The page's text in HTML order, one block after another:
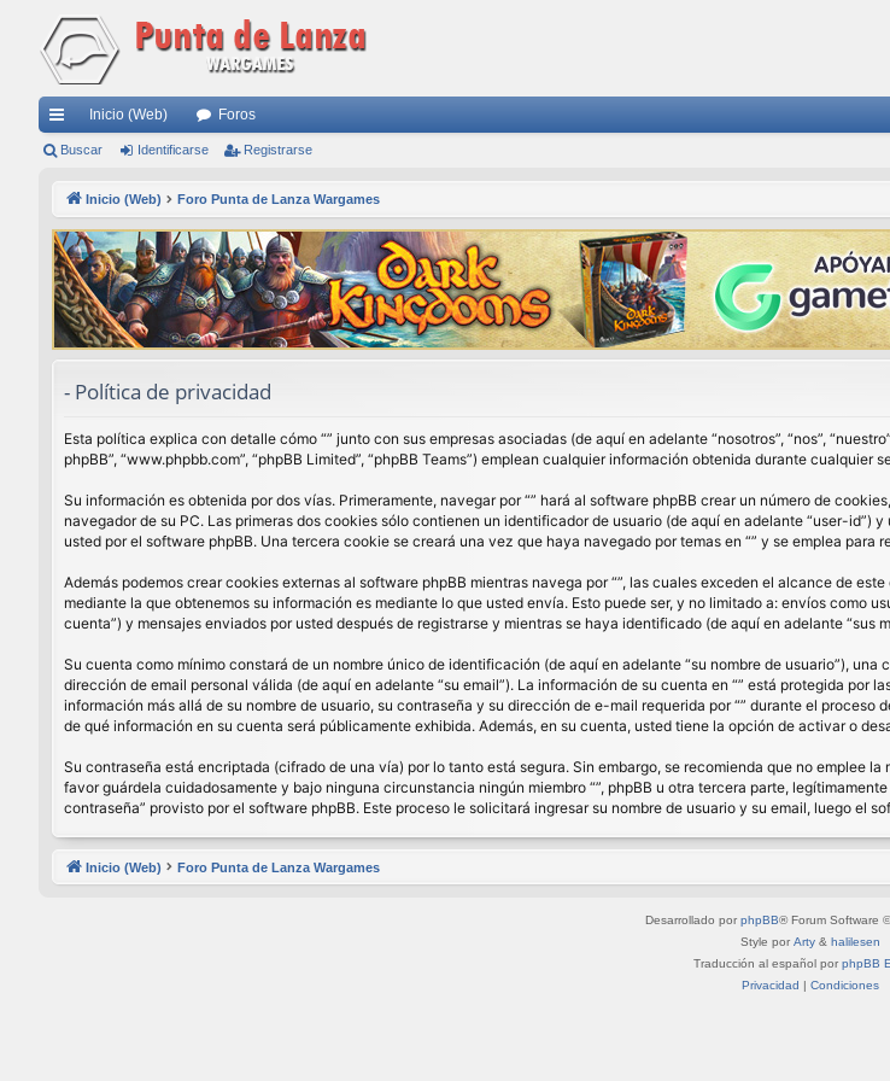
nl
rá
pi
do
Inicio (Web) Foros
Buscar Identificarse Registrarse
Inicio (Web) Foro Punta de Lanza Wargames
- Política de privacidad
Esta política explica con detalle cómo “” junto con sus empresas asociadas (de aquí en adelante “nosotros”, “nos”,
phpBB”, “www.phpbb.com”, “phpBB Limited”, “phpBB Teams”) emplean cualquier información obtenida durante cualquier
Su información es obtenida por dos vías. Primeramente, navegar por “” hará al software phpBB crear un número de
navegador de su PC. Las primeras dos cookies sólo contienen un identificador de usuario (de aquí en adelante “user-
usted por el software phpBB. Una tercera cookie se creará una vez que haya navegado por temas en “” y se emplea
Además podemos crear cookies externas al software phpBB mientras navega por “”, las cuales exceden el alcance de
mediante la que obtenemos su información es mediante lo que usted envía. Esto puede ser, y no limitado a: envíos como
cuenta”) y mensajes enviados por usted después de registrarse y mientras se haya identificado (de aquí en adelante “sus
Su cuenta como mínimo constará de un nombre único de identificación (de aquí en adelante “su nombre de usuario”),
dirección de email personal válida (de aquí en adelante “su email”). La información de su cuenta en “” está protegida
información más allá de su nombre de usuario, su contraseña y su dirección de e-mail requerida por “” durante el
de qué información en su cuenta será públicamente exhibida. Además, en su cuenta, usted tiene la opción de activar o
Su contraseña está encriptada (cifrado de una vía) por lo tanto está segura. Sin embargo, se recomienda que no emplee
favor guárdela cuidadosamente y bajo ninguna circunstancia ningún miembro “”, phpBB u otra tercera parte,
contraseña” provisto por el software phpBB. Este proceso le solicitará ingresar su nombre de usuario y su email, luego el
Inicio (Web) Foro Punta de Lanza Wargames
Desarrollado por phpBB® Forum Software
Style por Arty & halilesen
Traducción al español por phpBB
Privacidad | Condiciones